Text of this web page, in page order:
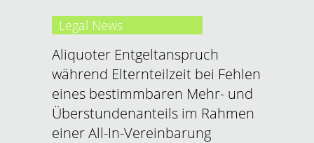
Legal News
Aliquoter Entgeltanspruch
während Elternteilzeit bei Fehlen
eines bestimmbaren Mehr- und
Überstundenanteils im Rahmen
einer All-In-Vereinbarung